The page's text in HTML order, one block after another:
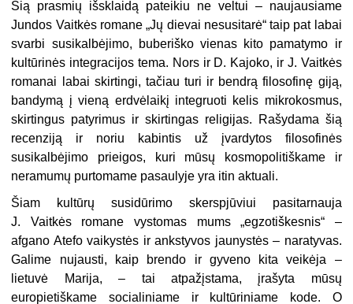
Šią prasmių išsklaidą pateikiu ne veltui – naujausiame
Jundos Vaitkės romane „Jų dievai nesusitarė“ taip pat labai
svarbi susikalbėjimo, buberiško vienas kito pamatymo ir
kultūrinės integracijos tema. Nors ir D. Kajoko, ir J. Vaitkės
romanai labai skirtingi, tačiau turi ir bendrą filosofinę giją,
bandymą į vieną erdvėlaikį integruoti kelis mikrokosmus,
skirtingus patyrimus ir skirtingas religijas. Rašydama šią
recenziją ir noriu kabintis už įvardytos filosofinės
susikalbėjimo prieigos, kuri mūsų kosmopolitiškame ir
neramumų purtomame pasaulyje yra itin aktuali.
Šiam kultūrų susidūrimo skerspjūviui pasitarnauja
J. Vaitkės romane vystomas mums „egzotiškesnis“ –
afgano Atefo vaikystės ir ankstyvos jaunystės – naratyvas.
Galime nujausti, kaip brendo ir gyveno kita veikėja –
lietuvė Marija, – tai atpažįstama, įrašyta mūsų
europietiškame socialiniame ir kultūriniame kode. O